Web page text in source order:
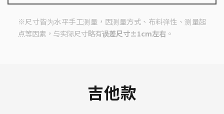
※尺寸皆为水平手工测量，因测量方式、布料弹性、测量起
点等因素，与实际尺寸略有误差尺寸±1cm左右。
吉他款